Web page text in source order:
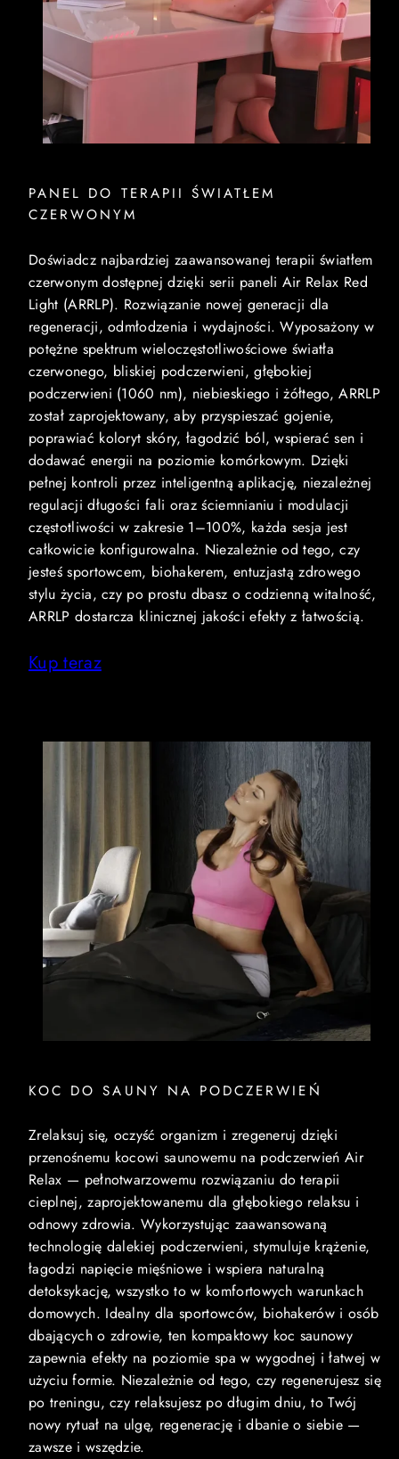
PANEL DO TERAPII ŚWIATŁEM
CZERWONYM
Doświadcz najbardziej zaawansowanej terapii światłem
czerwonym dostępnej dzięki serii paneli Air Relax Red
Light (ARRLP). Rozwiązanie nowej generacji dla
regeneracji, odmłodzenia i wydajności. Wyposażony w
potężne spektrum wieloczęstotliwościowe światła
czerwonego, bliskiej podczerwieni, głębokiej
podczerwieni (1060 nm), niebieskiego i żółtego, ARRLP
został zaprojektowany, aby przyspieszać gojenie,
poprawiać koloryt skóry, łagodzić ból, wspierać sen i
dodawać energii na poziomie komórkowym. Dzięki
pełnej kontroli przez inteligentną aplikację, niezależnej
regulacji długości fali oraz ściemnianiu i modulacji
częstotliwości w zakresie 1–100%, każda sesja jest
całkowicie konfigurowalna. Niezależnie od tego, czy
jesteś sportowcem, biohakerem, entuzjastą zdrowego
stylu życia, czy po prostu dbasz o codzienną witalność,
ARRLP dostarcza klinicznej jakości efekty z łatwością.
Kup teraz
KOC DO SAUNY NA PODCZERWIEŃ
Zrelaksuj się, oczyść organizm i zregeneruj dzięki
przenośnemu kocowi saunowemu na podczerwień Air
Relax — pełnotwarzowemu rozwiązaniu do terapii
cieplnej, zaprojektowanemu dla głębokiego relaksu i
odnowy zdrowia. Wykorzystując zaawansowaną
technologię dalekiej podczerwieni, stymuluje krążenie,
łagodzi napięcie mięśniowe i wspiera naturalną
detoksykację, wszystko to w komfortowych warunkach
domowych. Idealny dla sportowców, biohakerów i osób
dbających o zdrowie, ten kompaktowy koc saunowy
zapewnia efekty na poziomie spa w wygodnej i łatwej w
użyciu formie. Niezależnie od tego, czy regenerujesz się
po treningu, czy relaksujesz po długim dniu, to Twój
nowy rytuał na ulgę, regenerację i dbanie o siebie —
zawsze i wszędzie.